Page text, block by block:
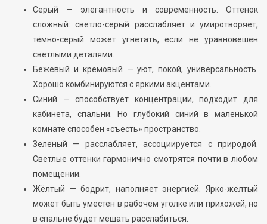
Серый — элегантность и современность. Оттенок
сложный: светло-серый расслабляет и умиротворяет,
тёмно-серый может угнетать, если не уравновешен
светлыми деталями.
Бежевый и кремовый — уют, покой, универсальность.
Хорошо комбинируются с яркими акцентами.
Синий — способствует концентрации, подходит для
кабинета, спальни. Но глубокий синий в маленькой
комнате способен «съесть» пространство.
Зеленый — расслабляет, ассоциируется с природой.
Светлые оттенки гармонично смотрятся почти в любом
помещении.
Жёлтый — бодрит, наполняет энергией. Ярко-желтый
может быть уместен в рабочем уголке или прихожей, но
в спальне будет мешать расслабиться.